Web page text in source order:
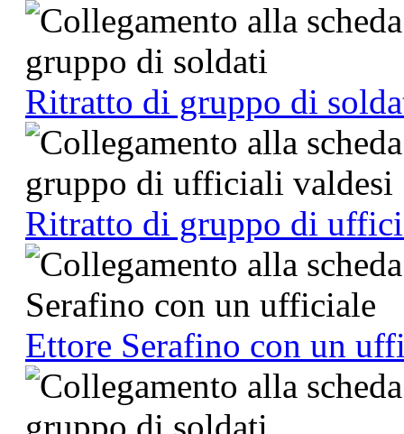
Ritratto di gruppo di
Ritratto di gruppo di
Ettore Serafino con un